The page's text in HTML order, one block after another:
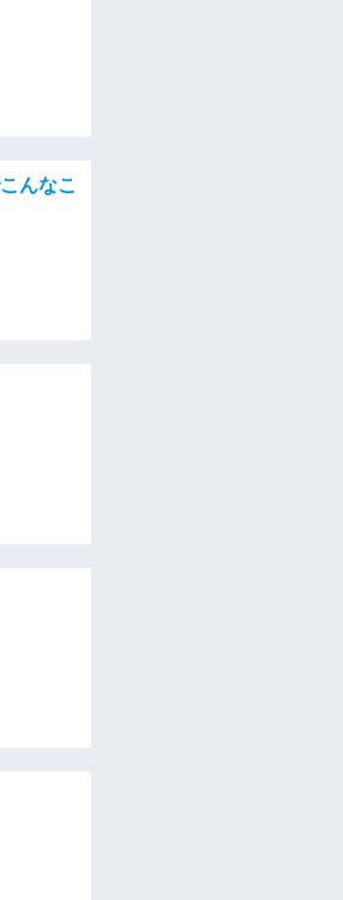
んなこ